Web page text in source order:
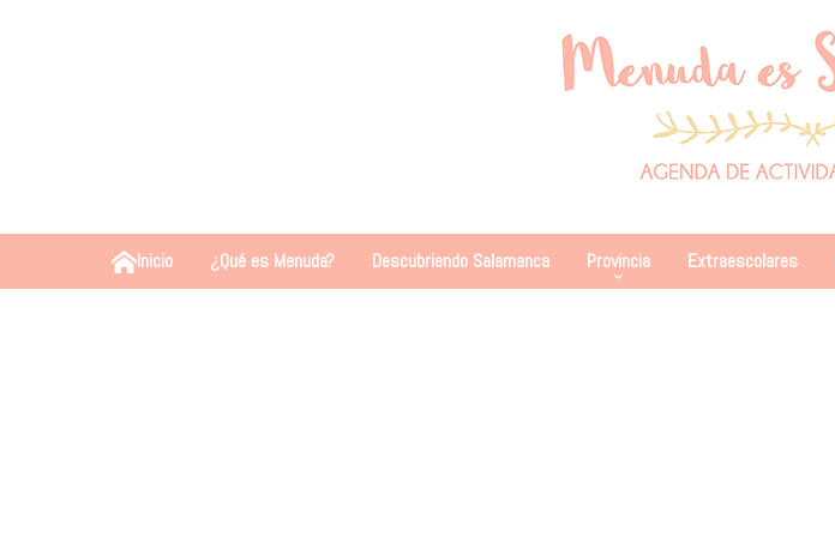
Inicio ¿Qué es Menuda? Descubriendo Salamanca Provincia Extraescolares